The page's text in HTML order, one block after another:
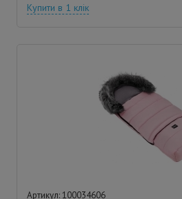
Купити в 1 клік
Артикул: 100034606